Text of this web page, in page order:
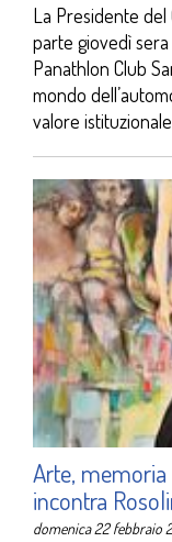
La Presidente del
parte giovedì sera
Panathlon Club
mondo
valore
Arte,
incontra
domenica 22 febbraio